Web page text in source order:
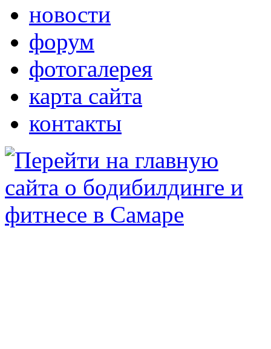
новости
форум
фотогалерея
карта сайта
контакты